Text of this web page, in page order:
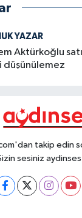
YAZAR
Aktürkoğlu
düşünülemez
takip edin
sesiniz